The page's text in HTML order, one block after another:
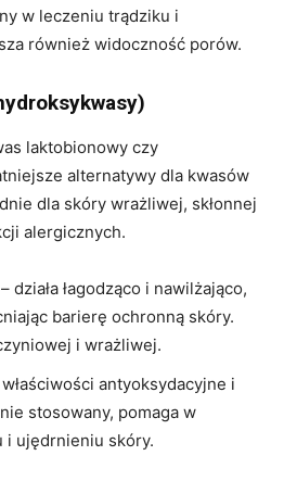
w leczeniu trądziku i
również widoczność porów.
laktobionowy czy
alternatywy dla kwasów
dla skóry wrażliwej, skłonnej
alergicznych.
– działa łagodząco i nawilżająco,
barierę ochronną skóry.
i wrażliwej.
antyoksydacyjne i
stosowany, pomaga w
ujędrnieniu skóry.